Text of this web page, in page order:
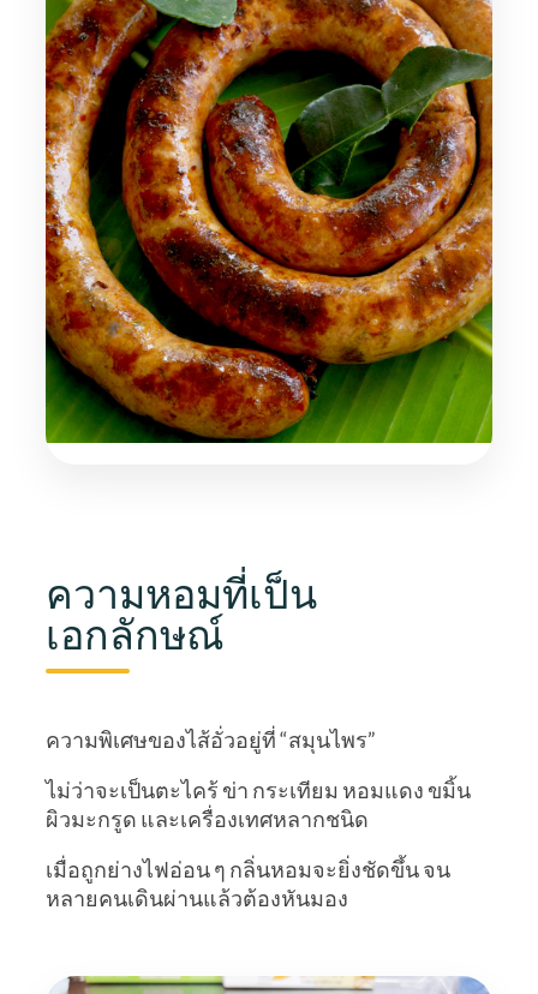
ความหอมที่เป็น
เอกลักษณ์
ความพิเศษของไส้อั่วอยู่ที่ “สมุนไพร”
ไม่ว่าจะเป็นตะไคร้ ข่า กระเทียม หอมแดง ขมิ้น
ผิวมะกรูด และเครื่องเทศหลากชนิด
เมื่อถูกย่างไฟอ่อน ๆ กลิ่นหอมจะยิ่งชัดขึ้น จน
หลายคนเดินผ่านแล้วต้องหันมอง